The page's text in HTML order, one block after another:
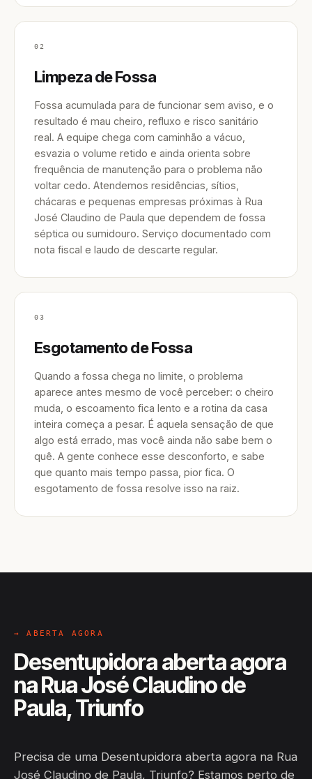
02
Limpeza de Fossa
Fossa acumulada para de funcionar sem aviso, e o
resultado é mau cheiro, refluxo e risco sanitário
real. A equipe chega com caminhão a vácuo,
esvazia o volume retido e ainda orienta sobre
frequência de manutenção para o problema não
voltar cedo. Atendemos residências, sítios,
chácaras e pequenas empresas próximas à Rua
José Claudino de Paula que dependem de fossa
séptica ou sumidouro. Serviço documentado com
nota fiscal e laudo de descarte regular.
03
Esgotamento de Fossa
Quando a fossa chega no limite, o problema
aparece antes mesmo de você perceber: o cheiro
muda, o escoamento fica lento e a rotina da casa
inteira começa a pesar. É aquela sensação de que
algo está errado, mas você ainda não sabe bem o
quê. A gente conhece esse desconforto, e sabe
que quanto mais tempo passa, pior fica. O
esgotamento de fossa resolve isso na raiz.
→ ABERTA AGORA
Desentupidora aberta agora
na Rua José Claudino de
Paula, Triunfo
Precisa de uma Desentupidora aberta agora na Rua
José Claudino de Paula, Triunfo? Estamos perto de